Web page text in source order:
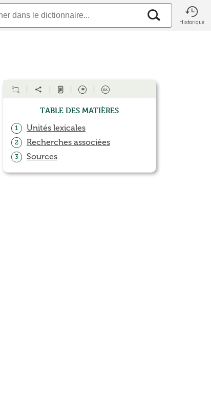
Historique
Table des matières
1 Unités lexicales
2 Recherches associées
3 Sources